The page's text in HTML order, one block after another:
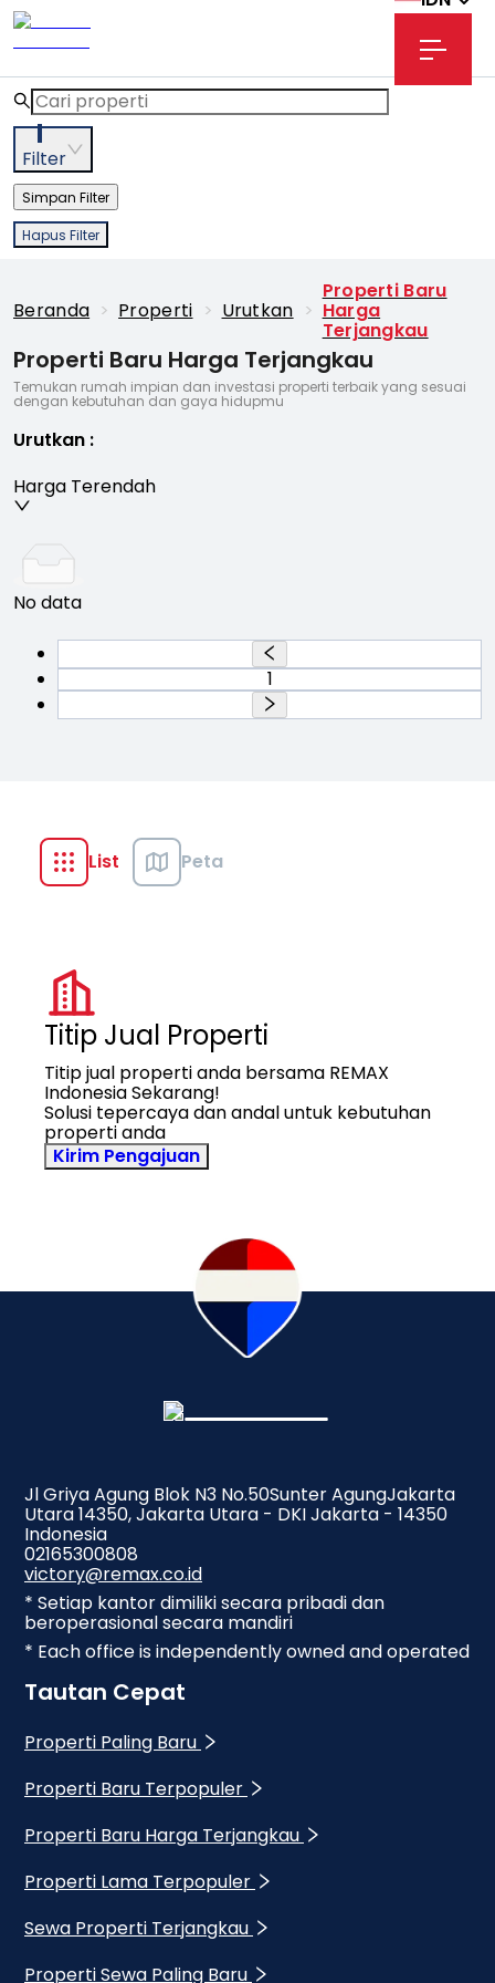
Filter
Simpan Filter
Hapus Filter
Beranda > Properti > Urutkan >
Properti Baru
Harga
Terjangkau
Properti Baru Harga Terjangkau
Temukan rumah impian dan investasi properti terbaik yang sesuai
dengan kebutuhan dan gaya hidupmu
Urutkan :
Harga Terendah
No data
1
List Peta
Titip Jual Properti
Titip jual properti anda bersama REMAX
Indonesia Sekarang!
Solusi tepercaya dan andal untuk kebutuhan
properti anda
Kirim Pengajuan
Jl Griya Agung Blok N3 No.50Sunter AgungJakarta
Utara 14350, Jakarta Utara - DKI Jakarta - 14350
Indonesia
02165300808
victory@remax.co.id
* Setiap kantor dimiliki secara pribadi dan
beroperasional secara mandiri
* Each office is independently owned and operated
Tautan Cepat
Properti Paling Baru
Properti Baru Terpopuler
Properti Baru Harga Terjangkau
Properti Lama Terpopuler
Sewa Properti Terjangkau
Properti Sewa Paling Baru